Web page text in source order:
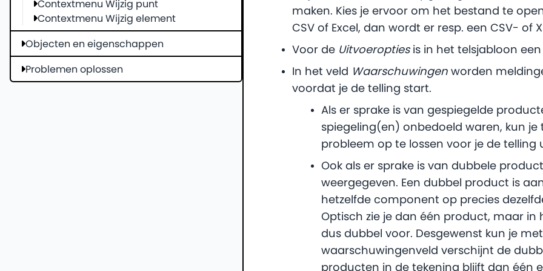
Contextmenu Wijzig punt
Contextmenu Wijzig element
Objecten en eigenschappen
Problemen oplossen
maken. Kies je ervoor om het bestand te
CSV of Excel, dan wordt er resp. een CSV- of
Voor de Uitvoeroptiesis in het telsjabloon
In het veld Waarschuwingen worden
voordat je de telling start.
Als er sprake is van gespiegelde
spiegeling(en) onbedoeld waren, kun
probleem op te lossen voor je de telling
Ook als er sprake is van dubbele
weergegeven. Een dubbel product is
hetzelfde component op precies
Optisch zie je dan één product, maar
dus dubbel voor. Desgewenst kun je
waarschuwingenveld verschijnt de
producten in de tekening blijft dan één